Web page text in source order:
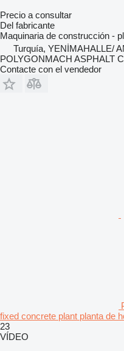
Precio a consultar
Del fabricante
Maquinaria de construcción -
Turquía, YENİMAHALLE/
POLYGONMACH ASPHALT
Contacte con el vendedor
fixed concrete plant planta de
23
VÍDEO